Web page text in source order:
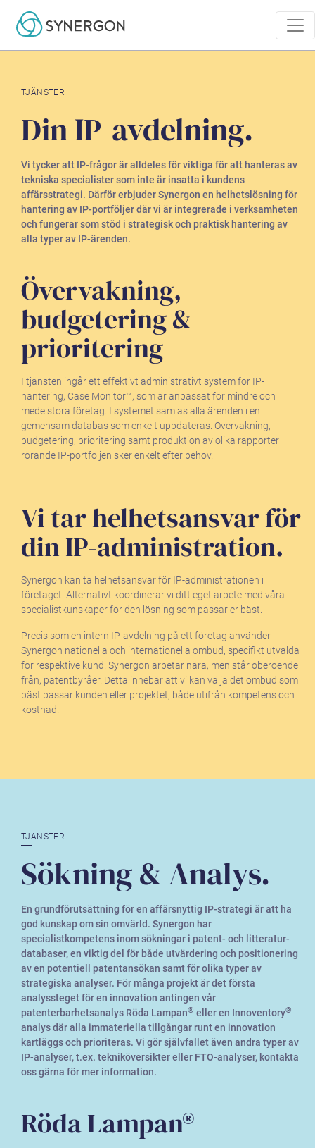
TJÄNSTER
Din IP-avdelning.
Vi tycker att IP-frågor är alldeles för viktiga för att hanteras av
tekniska specialister som inte är insatta i kundens
affärsstrategi. Därför erbjuder Synergon en helhetslösning för
hantering av IP-portföljer där vi är integrerade i verksamheten
och fungerar som stöd i strategisk och praktisk hantering av
alla typer av IP-ärenden.
Övervakning,
budgetering &
prioritering
I tjänsten ingår ett effektivt administrativt system för IP-
hantering, Case Monitor™, som är anpassat för mindre och
medelstora företag. I systemet samlas alla ärenden i en
gemensam databas som enkelt uppdateras. Övervakning,
budgetering, prioritering samt produktion av olika rapporter
rörande IP-portföljen sker enkelt efter behov.
Vi tar helhetsansvar för
din IP-administration.
Synergon kan ta helhetsansvar för IP-administrationen i
företaget. Alternativt koordinerar vi ditt eget arbete med våra
specialistkunskaper för den lösning som passar er bäst.
Precis som en intern IP-avdelning på ett företag använder
Synergon nationella och internationella ombud, specifikt utvalda
för respektive kund. Synergon arbetar nära, men står oberoende
från, patentbyråer. Detta innebär att vi kan välja det ombud som
bäst passar kunden eller projektet, både utifrån kompetens och
kostnad.
TJÄNSTER
Sökning & Analys.
En grundförutsättning för en affärsnyttig IP-strategi är att ha
god kunskap om sin omvärld. Synergon har
specialistkompetens inom sökningar i patent- och litteratur-
databaser, en viktig del för både utvärdering och positionering
av en potentiell patentansökan samt för olika typer av
strategiska analyser. För många projekt är det första
analyssteget för en innovation antingen vår
patenterbarhetsanalys Röda Lampan® eller en Innoventory®
analys där alla immateriella tillgångar runt en innovation
kartläggs och prioriteras. Vi gör självfallet även andra typer av
IP-analyser, t.ex. tekniköversikter eller FTO-analyser, kontakta
oss gärna för mer information.
Röda Lampan®